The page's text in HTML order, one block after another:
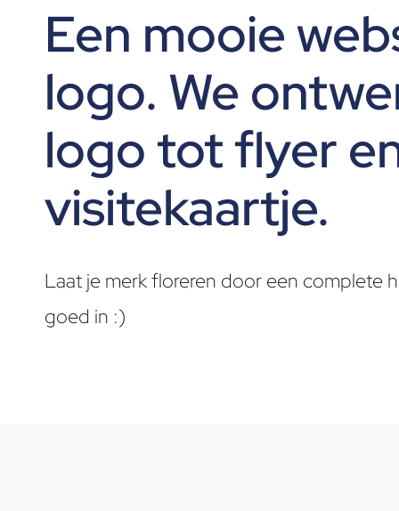
Een mooie
logo. We
logo tot flyer
visitekaartje.
Laat je merk floreren door een complete
goed in :)